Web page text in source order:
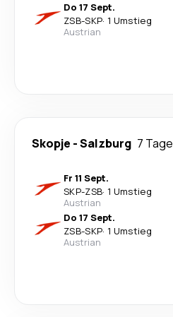
Do 17 Sept.
ZSB-SKP· 1 Umstieg
Austrian
Skopje -Salzburg 7 Tage
Fr 11 Sept.
SKP-ZSB· 1 Umstieg
Austrian
Do 17 Sept.
ZSB-SKP· 1 Umstieg
Austrian